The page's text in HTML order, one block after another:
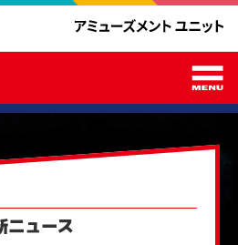
ニュース